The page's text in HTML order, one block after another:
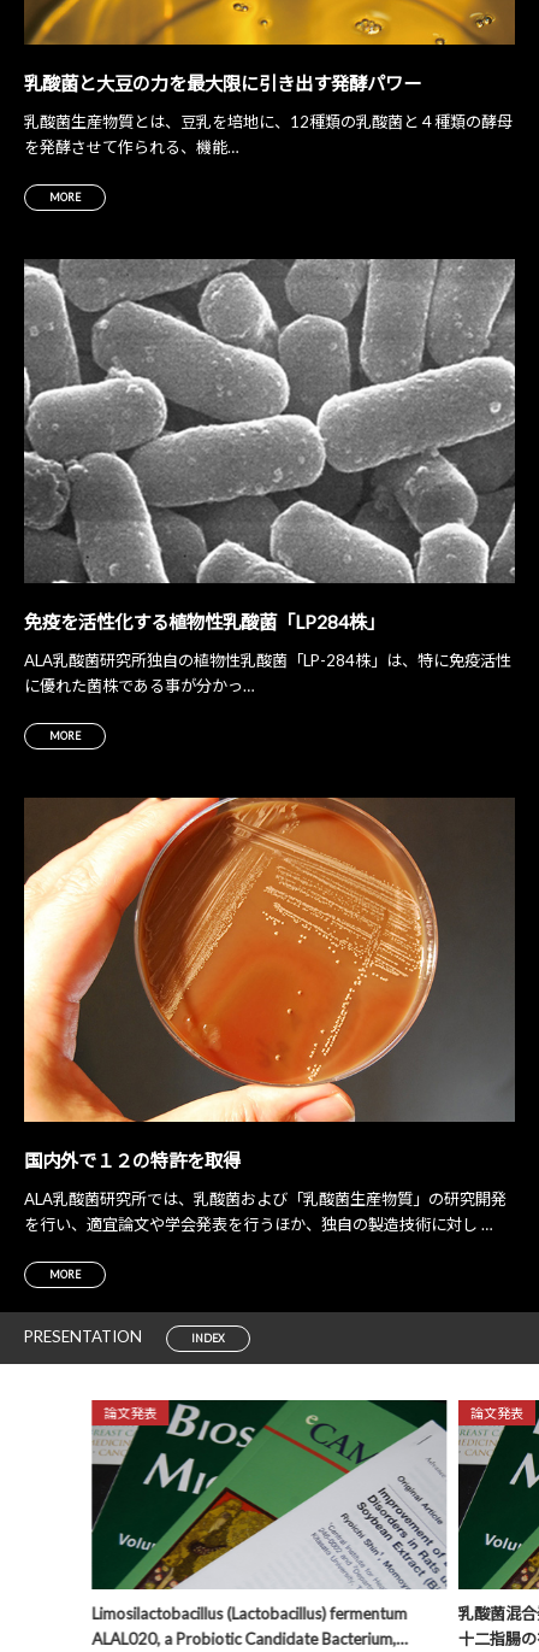
乳酸菌と大豆の力を最大限に引き出す発酵パワー
乳酸菌生産物質とは、豆乳を培地に、12種類の乳酸菌と４種類の酵母
を発酵させて作られる、機能…
MORE
免疫を活性化する植物性乳酸菌「LP284株」
ALA乳酸菌研究所独自の植物性乳酸菌「LP-284株」は、特に免疫活性
に優れた菌株である事が分かっ…
MORE
国内外で１２の特許を取得
ALA乳酸菌研究所では、乳酸菌および「乳酸菌生産物質」の研究開発
を行い、適宜論文や学会発表を行うほか、独自の製造技術に対し …
MORE
PRESENTATION INDEX
論文発表
Limosilactobacillus (Lactobacillus) fermentum
ALAL020, a Probiotic Candidate Bacterium,
論文発表
乳酸菌混
十二指腸